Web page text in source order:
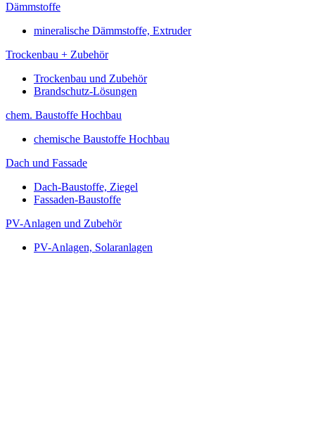
Dämmstoffe
mineralische Dämmstoffe, Extruder
Trockenbau + Zubehör
Trockenbau und Zubehör
Brandschutz-Lösungen
chem. Baustoffe Hochbau
chemische Baustoffe Hochbau
Dach und Fassade
Dach-Baustoffe, Ziegel
Fassaden-Baustoffe
PV-Anlagen und Zubehör
PV-Anlagen, Solaranlagen